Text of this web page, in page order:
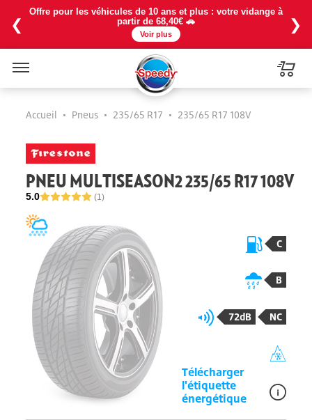
❮
Offre pour les véhicules de 10 ans et plus : votre vidange à
partir de 68,40€ 🚗
Voir plus
❯
Accueil • Pneus • 235/65 R17 • 235/65 R17 108V
PNEU MULTISEASON2 235/65 R17 108V
5.0 (1)
C
B
72dB NC
Télécharger
l'étiquette
énergétique